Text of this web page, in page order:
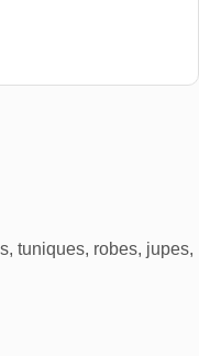
tuniques, robes, jupes,